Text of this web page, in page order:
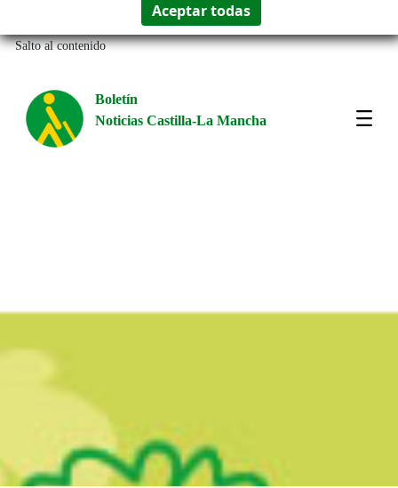
Salto al contenido
Boletín
Noticias Castilla-La Mancha